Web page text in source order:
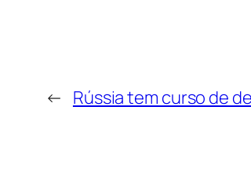
← Rússia tem curso de